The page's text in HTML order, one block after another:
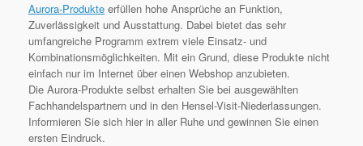
Aurora-Produkte erfüllen hohe Ansprüche an Funktion,
Zuverlässigkeit und Ausstattung. Dabei bietet das sehr
umfangreiche Programm extrem viele Einsatz- und
Kombinationsmöglichkeiten. Mit ein Grund, diese Produkte nicht
einfach nur im Internet über einen Webshop anzubieten.
Die Aurora-Produkte selbst erhalten Sie bei ausgewählten
Fachhandelspartnern und in den Hensel-Visit-Niederlassungen.
Informieren Sie sich hier in aller Ruhe und gewinnen Sie einen
ersten Eindruck.